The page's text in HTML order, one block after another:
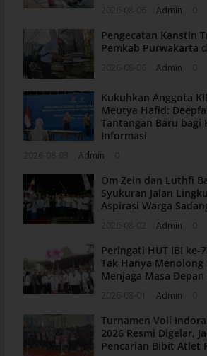
Admin
Pengecatan Kanstin
Pemkab Purwakarta
Admin
Kukuhkan Anggota
Meutya Hafid:
Tantangan Baru bagi
Informasi
Admin
Om Zein dan Luthfi
Syukuran Jalan
Aspirasi Warga
Admin
Peringati HUT IBI ke-
Tak Hanya
Menjaga Masa Depan
Admin
Turnamen Voli
2026 Resmi Digelar,
Pencarian Bibit Atlet